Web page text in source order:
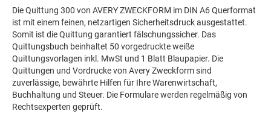
Die Quittung 300 von AVERY ZWECKFORM im DIN A6 Querformat
ist mit einem feinen, netzartigen Sicherheitsdruck ausgestattet.
Somit ist die Quittung garantiert fälschungssicher. Das
Quittungsbuch beinhaltet 50 vorgedruckte weiße
Quittungsvorlagen inkl. MwSt und 1 Blatt Blaupapier. Die
Quittungen und Vordrucke von Avery Zweckform sind
zuverlässige, bewährte Hilfen für Ihre Warenwirtschaft,
Buchhaltung und Steuer. Die Formulare werden regelmäßig von
Rechtsexperten geprüft.